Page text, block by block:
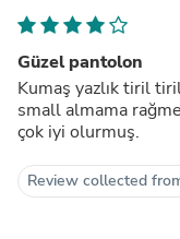
Güzel pantolon
Kumaş yazlık tiril
small almama
çok iyi olurmuş.
Review collected